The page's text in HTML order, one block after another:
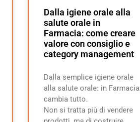
Dalla igiene orale alla
salute orale in
Farmacia: come creare
valore con consiglio e
category management
Dalla semplice igiene orale
alla salute orale: in Farmacia
cambia tutto.
Non si tratta più di vendere